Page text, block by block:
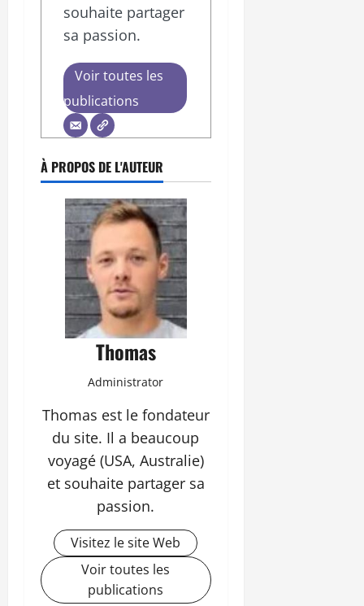
souhaite partager
sa passion.
Voir toutes les
publications
À PROPOS DE L'AUTEUR
Thomas
Administrator
Thomas est le fondateur
du site. Il a beaucoup
voyagé (USA, Australie)
et souhaite partager sa
passion.
Visitez le site Web
Voir toutes les
publications